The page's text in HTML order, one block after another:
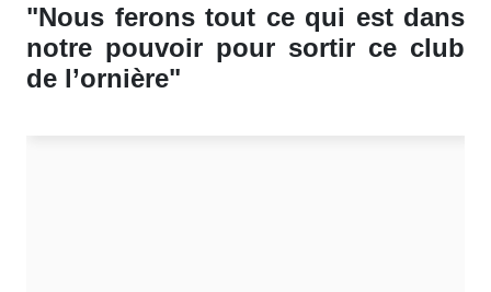
"Nous ferons tout ce qui est dans
notre pouvoir pour sortir ce club
de l’ornière"